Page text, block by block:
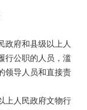
府和县级以上人
行公职的人员，滥
领导人员和直接责
人民政府文物行